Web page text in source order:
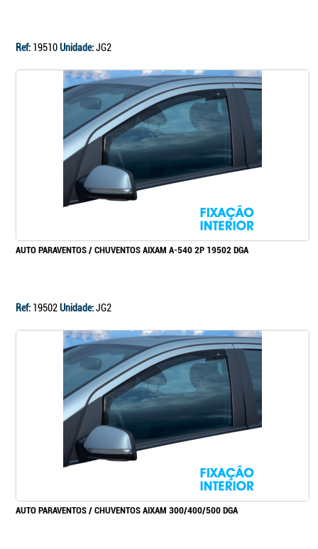
Ref: 19510Unidade:JG2
AUTO PARAVENTOS / CHUVENTOS AIXAM A-540 2P 19502 DGA
Ref: 19502Unidade:JG2
AUTO PARAVENTOS / CHUVENTOS AIXAM 300/400/500 DGA
Continuar a comprar